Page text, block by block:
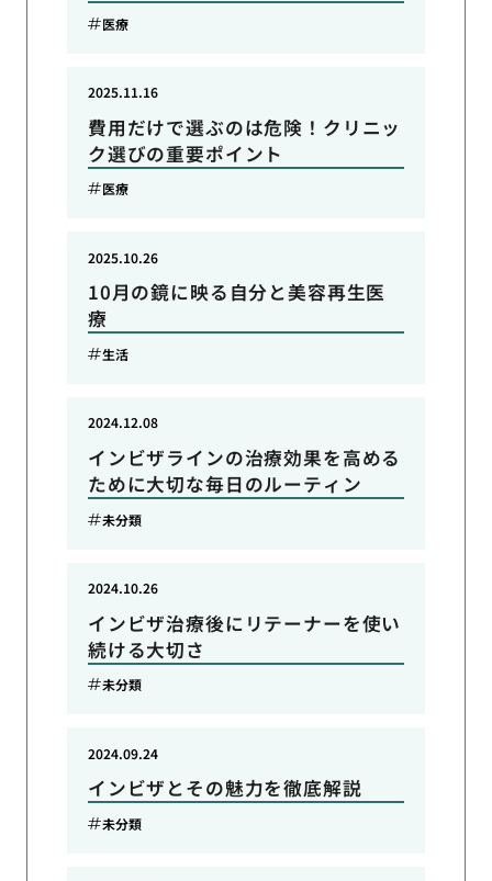
医療
費用だけで選ぶのは危険！クリニッ
ク選びの重要ポイント
2025.11.16
医療
10月の鏡に映る自分と美容再生医
療
2025.10.26
生活
インビザラインの治療効果を高める
ために大切な毎日のルーティン
2024.12.08
未分類
インビザ治療後にリテーナーを使い
続ける大切さ
2024.10.26
未分類
インビザとその魅力を徹底解説
2024.09.24
未分類